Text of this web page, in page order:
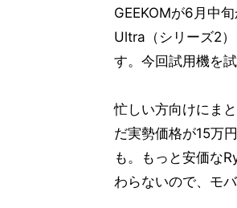
GEEKOMが6月中
Ultra（シリーズ2
す。今回試用機を
忙しい方向けにま
だ実勢価格が15万
も。もっと安価な
わらないので、モ